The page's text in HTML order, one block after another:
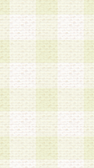
合
して承認する
会員登録手続
員登録の取り
方法・手段に
被後見人、被
定代理人の同